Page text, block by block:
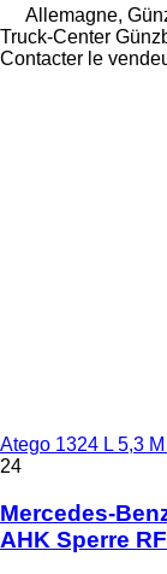
Allemagne,
Truck-Center
Contacter le
Atego 1324 L 5,3
24
Mercedes-
AHK Sperre